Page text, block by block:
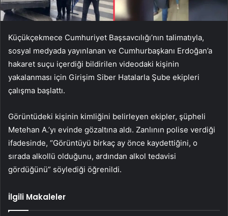
Küçükçekmece Cumhuriyet Başsavcılığı’nın talimatıyla,
sosyal medyada yayınlanan ve Cumhurbaşkanı Erdoğan’a
hakaret suçu içerdiği bildirilen videodaki kişinin
yakalanması için Girişim Siber Hatalarla Şube ekipleri
çalışma başlattı.
Görüntüdeki kişinin kimliğini belirleyen ekipler, şüpheli
Metehan A.’yı evinde gözaltına aldı. Zanlının polise verdiği
ifadesinde, “Görüntüyü birkaç ay önce kaydettiğini, o
sırada alkollü olduğunu, ardından alkol tedavisi
gördüğünü” söylediği öğrenildi.
İlgili Makaleler